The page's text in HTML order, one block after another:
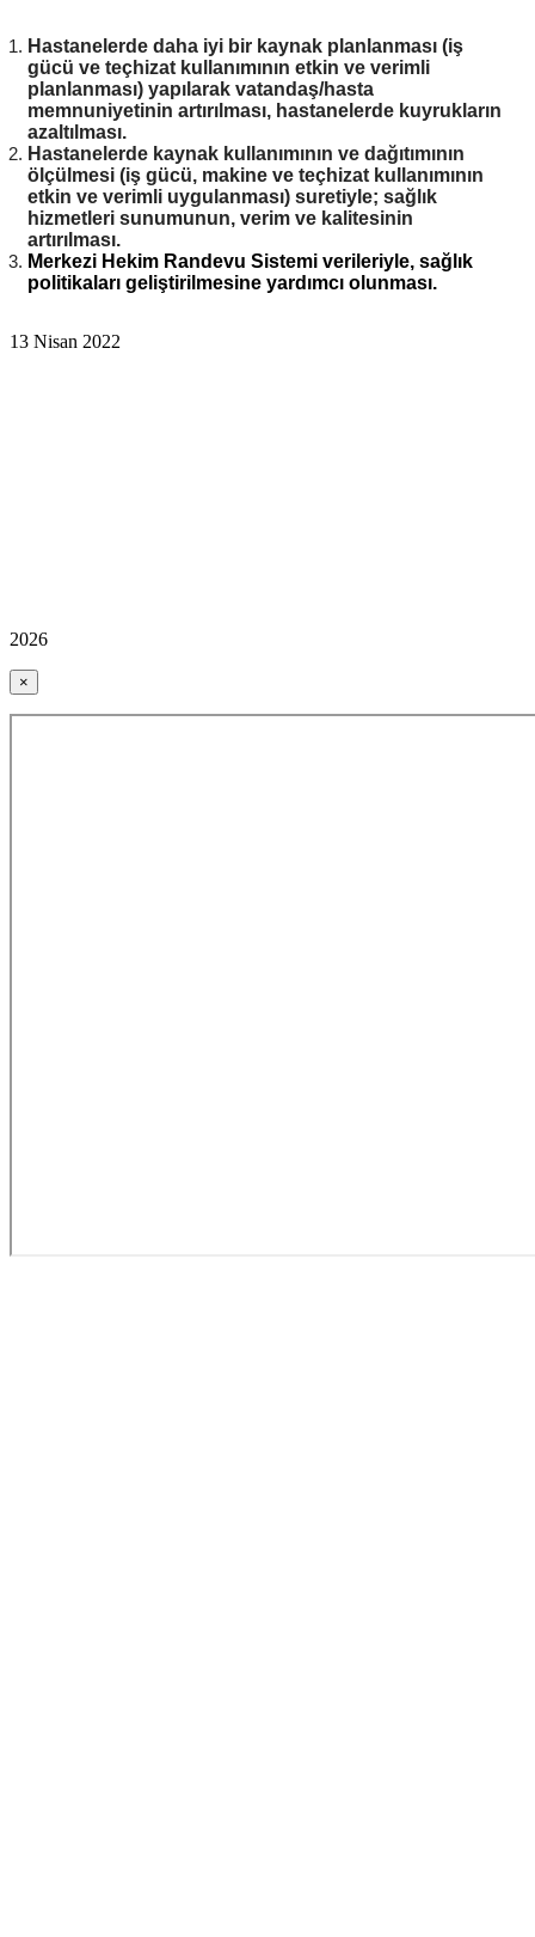
Hastanelerde daha iyi bir kaynak planlanması (iş
gücü ve teçhizat kullanımının etkin ve verimli
planlanması) yapılarak vatandaş/hasta
memnuniyetinin artırılması, hastanelerde kuyrukların
azaltılması.
Hastanelerde kaynak kullanımının ve dağıtımının
ölçülmesi (iş gücü, makine ve teçhizat kullanımının
etkin ve verimli uygulanması) suretiyle; sağlık
hizmetleri sunumunun, verim ve kalitesinin
artırılması.
Merkezi Hekim Randevu Sistemi verileriyle, sağlık
politikaları geliştirilmesine yardımcı olunması.
13 Nisan 2022
2026
×